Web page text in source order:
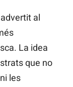
advertit al
La idea
que no
les